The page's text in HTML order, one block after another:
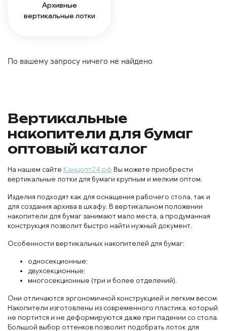
Архивные
вертикальные лотки
По вашему запросу ничего не найдено
Вертикальные
накопители для бумаг
оптовый каталог
На нашем сайте Канцопт24.рф Вы можете приобрести
вертикальные лотки для бумаги крупным и мелким оптом.
Изделия подходят как для оснащения рабочего стола, так и
для создания архива в шкафу. В вертикальном положении
накопители для бумаг занимают мало места, а продуманная
конструкция позволит быстро найти нужный документ.
Особенности вертикальных накопителей для бумаг:
односекционные;
двухсекционные;
многосекционные (три и более отделений).
Они отличаются эргономичной конструкцией и легким весом.
Накопители изготовлены из современного пластика, который
не портится и не деформируются даже при падении со стола.
Большой выбор оттенков позволит подобрать лоток для